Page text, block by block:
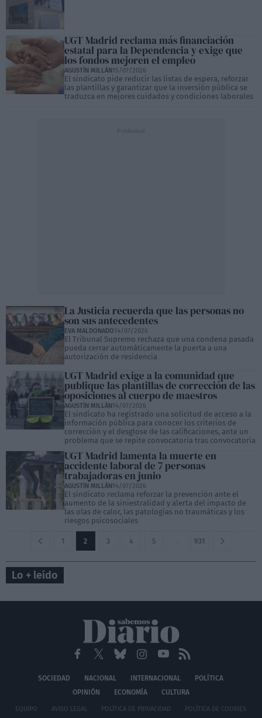
UGT Madrid reclama más financiación
estatal para la Dependencia y exige que
los fondos mejoren el empleo
AGUSTÍN MILLÁN15/07/2026
El sindicato pide reducir las listas de espera, reforzar
las plantillas y garantizar que la inversión pública se
traduzca en mejores cuidados y condiciones laborales
La Justicia recuerda que las personas no
son sus antecedentes
EVA MALDONADO14/07/2026
El Tribunal Supremo rechaza que una condena pasada
pueda cerrar automáticamente la puerta a una
autorización de residencia
UGT Madrid exige a la comunidad que
publique las plantillas de corrección de las
oposiciones al cuerpo de maestros
AGUSTÍN MILLÁN14/07/2026
El sindicato ha registrado una solicitud de acceso a la
información pública para conocer los criterios de
corrección y el desglose de las calificaciones, ante un
problema que se repite convocatoria tras convocatoria
UGT Madrid lamenta la muerte en
accidente laboral de 7 personas
trabajadoras en junio
AGUSTÍN MILLÁN14/07/2026
El sindicato reclama reforzar la prevención ante el
aumento de la siniestralidad y alerta del impacto de
las olas de calor, las patologías no traumáticas y los
riesgos psicosociales
1 2 3 4 5 931
Lo + leído
SOCIEDAD NACIONAL INTERNACIONAL
POLÍTICA
OPINIÓN
ECONOMÍA CULTURA
EQUIPO AVISO LEGAL POLÍTICA DE PRIVACIDAD POLÍTICA DE COOKIES